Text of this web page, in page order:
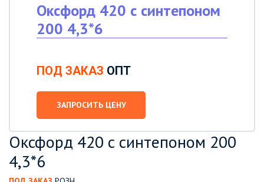
Оксфорд 420 с синтепоном
200 4,3*6
ПОД ЗАКАЗ ОПТ
ЗАПРОСИТЬ ЦЕНУ
Оксфорд 420 с синтепоном 200
4,3*6